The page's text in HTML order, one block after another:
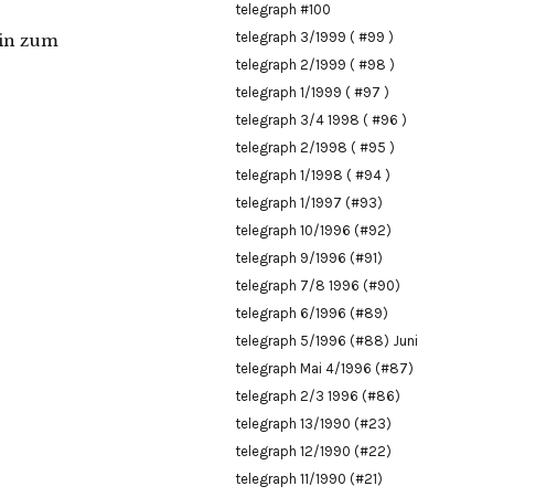
zum
telegraph #100
telegraph 3/1999 ( #99 )
telegraph 2/1999 ( #98 )
telegraph 1/1999 ( #97 )
telegraph 3/4 1998 ( #96 )
telegraph 2/1998 ( #95 )
telegraph 1/1998 ( #94 )
telegraph 1/1997 (#93)
telegraph 10/1996 (#92)
telegraph 9/1996 (#91)
telegraph 7/8 1996 (#90)
telegraph 6/1996 (#89)
telegraph 5/1996 (#88) Juni
telegraph Mai 4/1996 (#87)
telegraph 2/3 1996 (#86)
telegraph 13/1990 (#23)
telegraph 12/1990 (#22)
telegraph 11/1990 (#21)